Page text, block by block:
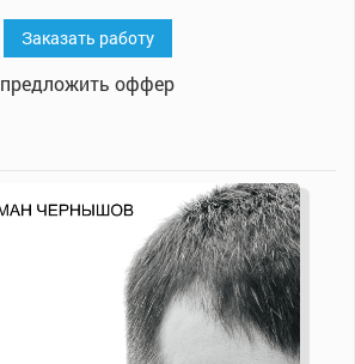
Заказать работу
предложить оффер